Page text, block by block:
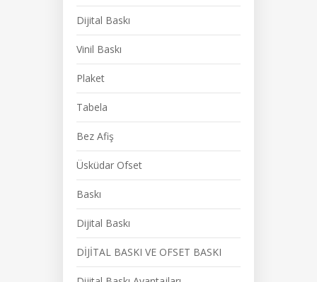
Dijital Baskı
Vinil Baskı
Plaket
Tabela
Bez Afiş
Üsküdar Ofset
Baskı
Dijital Baskı
DİJİTAL BASKI VE OFSET BASKI